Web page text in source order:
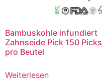
Bambuskohle infundiert
Zahnseide Pick 150 Picks
pro Beutel
Weiterlesen